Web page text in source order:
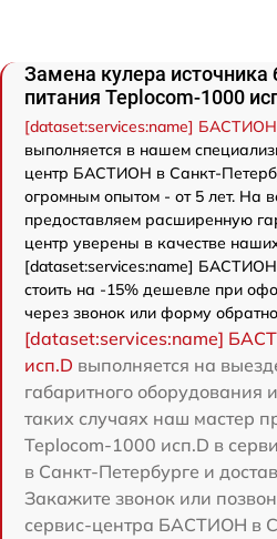
Замена кулера источника
питания Teplocom-1000
[dataset:services:name] БАСТИОН
выполняется в нашем
центр БАСТИОН в Санкт-
огромным опытом - от 5 лет. На
предоставляем расширенную
центр уверены в качестве
[dataset:services:name] БАСТИОН
стоить на -15% дешевле при
через звонок или форму
[dataset:services:name]
исп.D выполняется на
габаритного оборудования
таких случаях наш мастер
Teplocom-1000 исп.D в
в Санкт-Петербурге и
Закажите звонок или
сервис-центра БАСТИОН в